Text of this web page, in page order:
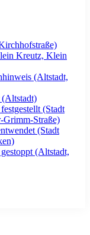
Kreutz, Klein
(Altstadt,
(Altstadt)
(Stadt
Grimm-Straße)
(Stadt
(Altstadt,